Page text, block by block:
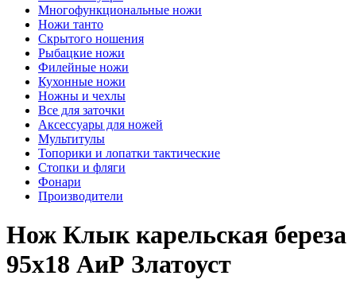
Многофункциональные ножи
Ножи танто
Скрытого ношения
Рыбацкие ножи
Филейные ножи
Кухонные ножи
Ножны и чехлы
Все для заточки
Аксессуары для ножей
Мультитулы
Топорики и лопатки тактические
Стопки и фляги
Фонари
Производители
Нож Клык карельская береза
95х18 АиР Златоуст